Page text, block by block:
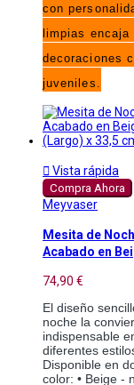
con
limpias encaja
decoraciones
juveniles.
 Vista rápida
Compra Ahora
Meyvaser
Mesita de
Acabado en
74,90 €
El diseño
noche la
indispensable
diferentes
Disponible en
color: • Beige -